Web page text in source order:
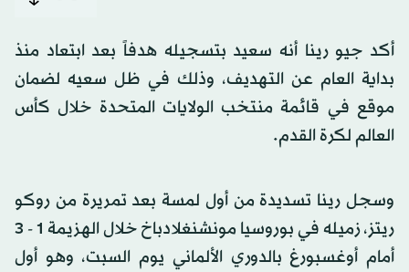
أكد جيو رينا أنه سعيد بتسجيله هدفاً بعد ابتعاد منذ
بداية العام عن التهديف، وذلك في ظل سعيه لضمان
موقع في قائمة منتخب الولايات المتحدة خلال كأس
العالم لكرة القدم.
وسجل رينا تسديدة من أول لمسة بعد تمريرة من روكو
ريتز، زميله في بوروسيا مونشنغلادباخ خلال الهزيمة 1 - 3
أمام أوغسبورغ بالدوري الألماني يوم السبت، وهو أول